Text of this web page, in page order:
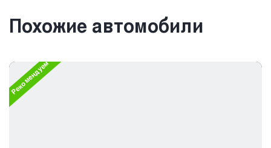
Похожие автомобили
Рекомендуем